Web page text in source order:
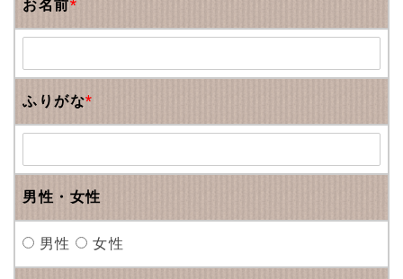
お名前*
ふりがな*
男性・女性
男性 女性